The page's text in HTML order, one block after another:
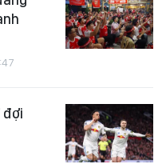
đợi